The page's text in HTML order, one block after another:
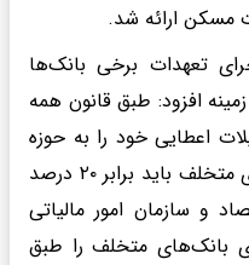
مسکن ارائه شد.
تعهدات برخی بانک‌ها
افزود: طبق قانون همه
از تسهیلات اعطایی خود را به حوزه
مسکن اختصاص دهند و بانک‌های متخلف باید برابر ۲۰ درصد
و سازمان امور مالیاتی
بانک‌های متخلف را طبق